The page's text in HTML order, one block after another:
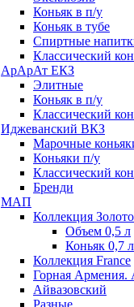
Коньяк в п/у
Коньяк в тубе
Спиртные
Классический
АрАрАт ЕКЗ
Элитные
Коньяк в п/у
Классический
Иджеванский ВКЗ
Марочные
Коньяки п/у
Классический
Бренди
МАП
Коллекция
Объем 0,5 л
Коньяк 0,7 л
Коллекция France
Горная
Айвазовский
Разные